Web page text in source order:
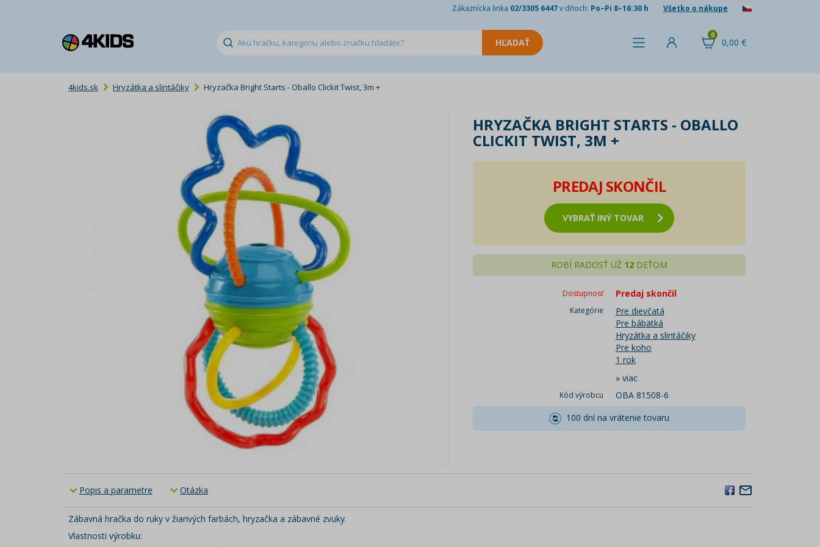
Zákaznícka linka 02/3305 6447v dňoch: Po–Pi 8–16:30 h Všetko o nákupe
0,00 €
0
4kids.sk Hryzátka a slintáčiky Hryzačka Bright Starts - Oballo Clickit Twist, 3m +
HRYZAČKA BRIGHT STARTS - OBALLO
CLICKIT TWIST, 3M +
PREDAJ SKONČIL
VYBRAŤ INÝ TOVAR
ROBÍ RADOSŤ UŽ 12 DEŤOM
Dostupnosť Predaj skončil
Kategórie
Pre dievčatá
Pre bábätká
Hryzátka a slintáčiky
Pre koho
1 rok
» viac
Kód výrobcu
OBA 81508-6
100 dní na vrátenie tovaru
Popis a parametre Otázka
Zábavná hračka do ruky v žiarivých farbách, hryzačka a zábavné zvuky.
Vlastnosti výrobku: